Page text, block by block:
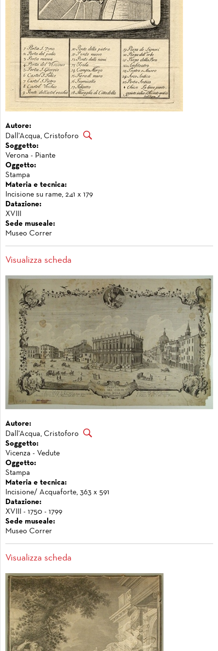
Autore:
Dall'Acqua, Cristoforo
Soggetto:
Verona - Piante
Oggetto:
Stampa
Materia e tecnica:
Incisione su rame, 241 x 179
Datazione:
XVIII
Sede museale:
Museo Correr
Visualizza scheda
Autore:
Dall'Acqua, Cristoforo
Soggetto:
Vicenza - Vedute
Oggetto:
Stampa
Materia e tecnica:
Incisione/ Acquaforte, 363 x 591
Datazione:
XVIII - 1750 - 1799
Sede museale:
Museo Correr
Visualizza scheda